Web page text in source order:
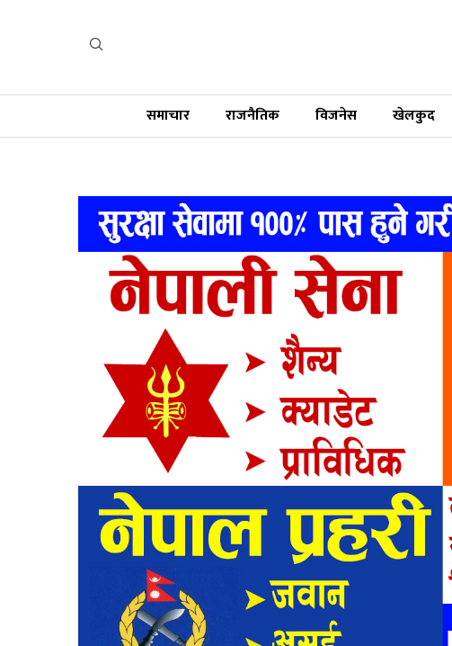
समाचार राजनैतिक विजनेस खेलकुद